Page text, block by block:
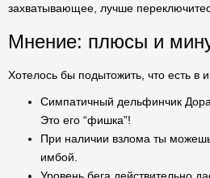
захватывающее, лучше
Мнение: плюсы и
Хотелось бы подытожить, что есть в
Симпатичный дельфинчик
Это его “фишка”!
При наличии взлома ты можешь
имбой.